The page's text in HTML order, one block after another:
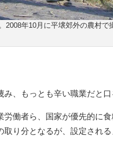
2008年10月に平壌郊外の農村で
、もっとも辛い職業だと口
働者ら、国家が優先的に
り分となるが、設定され